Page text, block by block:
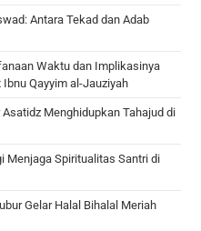
Antara Tekad dan Adab
Waktu dan Implikasinya
Qayyim al-Jauziyah
Menghidupkan Tahajud di
Menjaga Spiritualitas Santri di
Gelar Halal Bihalal Meriah